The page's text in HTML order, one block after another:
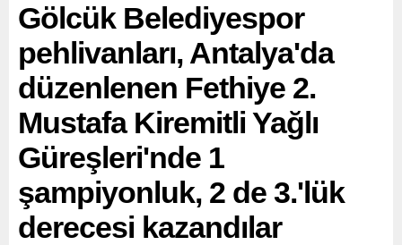
Gölcük Belediyespor
pehlivanları, Antalya'da
düzenlenen Fethiye 2.
Mustafa Kiremitli Yağlı
Güreşleri'nde 1
şampiyonluk, 2 de 3.'lük
derecesi kazandılar